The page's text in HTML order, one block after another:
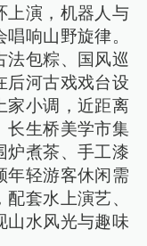
上演，机器人与
响山野旋律。
法包粽、国风巡
后河古戏戏台设
家小调，近距离
长生桥美学市集
炉煮茶、手工漆
年轻游客休闲需
套水上演艺、
山水风光与趣味